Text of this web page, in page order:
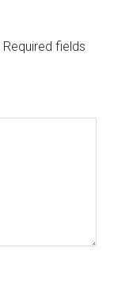
Required fields